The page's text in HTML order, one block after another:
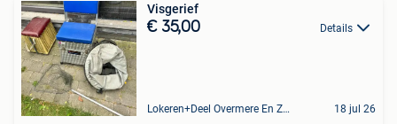
Visgerief
€ 35,00 Details
Lokeren+Deel Overmere En Zele 18 jul 26